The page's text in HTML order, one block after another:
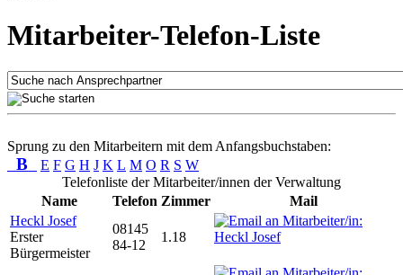
Mitarbeiter-Telefon-Liste
Sprung zu den Mitarbeitern mit dem Anfangsbuchstaben:
B E F G H J K L M O R S W
Telefonliste der Mitarbeiter/innen der Verwaltung
Name
Telefon Zimmer
Mail
Heckl Josef
Erster
Bürgermeister
08145
84-12
1.18